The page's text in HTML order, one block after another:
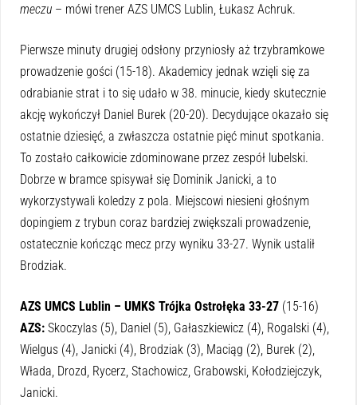
meczu – mówi trener AZS UMCS Lublin, Łukasz Achruk.
Pierwsze minuty drugiej odsłony przyniosły aż trzybramkowe
prowadzenie gości (15-18). Akademicy jednak wzięli się za
odrabianie strat i to się udało w 38. minucie, kiedy skutecznie
akcję wykończył Daniel Burek (20-20). Decydujące okazało się
ostatnie dziesięć, a zwłaszcza ostatnie pięć minut spotkania.
To zostało całkowicie zdominowane przez zespół lubelski.
Dobrze w bramce spisywał się Dominik Janicki, a to
wykorzystywali koledzy z pola. Miejscowi niesieni głośnym
dopingiem z trybun coraz bardziej zwiększali prowadzenie,
ostatecznie kończąc mecz przy wyniku 33-27. Wynik ustalił
Brodziak.
AZS UMCS Lublin – UMKS Trójka Ostrołęka 33-27 (15-16)
AZS: Skoczylas (5), Daniel (5), Gałaszkiewicz (4), Rogalski (4),
Wielgus (4), Janicki (4), Brodziak (3), Maciąg (2), Burek (2),
Włada, Drozd, Rycerz, Stachowicz, Grabowski, Kołodziejczyk,
Janicki.